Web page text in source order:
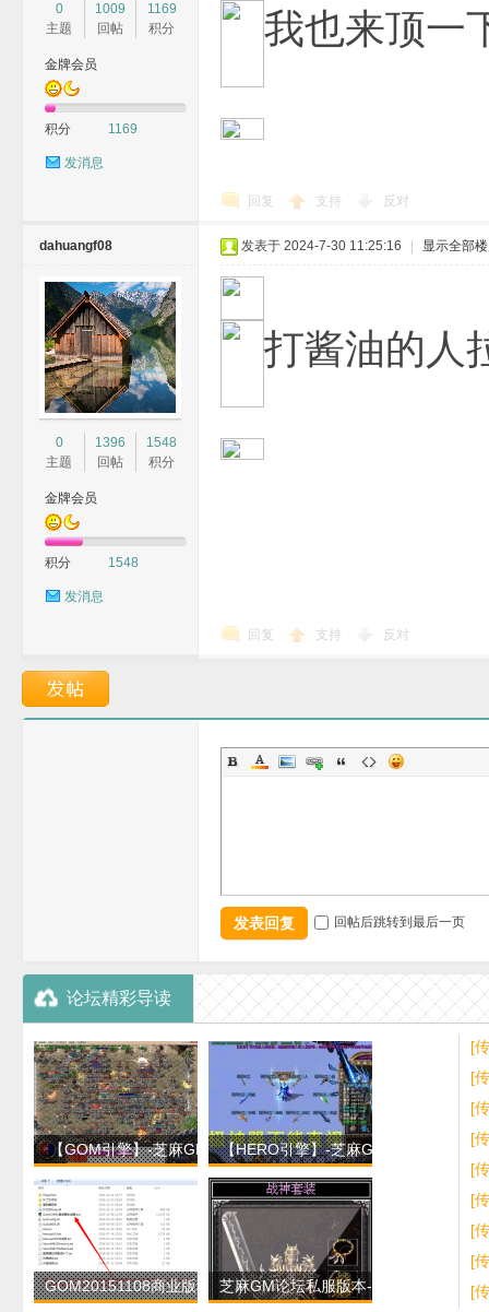
0
主题
1009
回帖
1169
积分
金牌会员
积分 1169
发消息
我也来顶一
回复 支持 反对
dahuangf08
0
主题
1396
回帖
1548
积分
金牌会员
积分 1548
发消息
发表于 2024-7-30 11:25:16 显示全部
打酱油的人
回复 支持 反对
发表回复 回帖后跳转到最后一页
论坛精彩导读
【GOM引擎】-芝麻GM论
坛-战神录轻变版本-穿
【HERO引擎】-芝麻GM论
坛-仙剑沉默第十季-
GOM20151108商业版程序芝麻GM论坛私服版本-开了
[
GO
[
擎[
版[
[
[
[
[
[